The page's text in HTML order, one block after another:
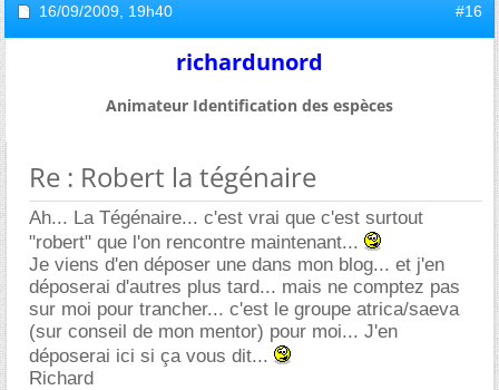
16/09/2009, 19h40 #16
richardunord
Animateur Identification des espèces
Re : Robert la tégénaire
Ah... La Tégénaire... c'est vrai que c'est surtout
"robert" que l'on rencontre maintenant...
Je viens d'en déposer une dans mon blog... et j'en
déposerai d'autres plus tard... mais ne comptez pas
sur moi pour trancher... c'est le groupe atrica/saeva
(sur conseil de mon mentor) pour moi... J'en
déposerai ici si ça vous dit...
Richard